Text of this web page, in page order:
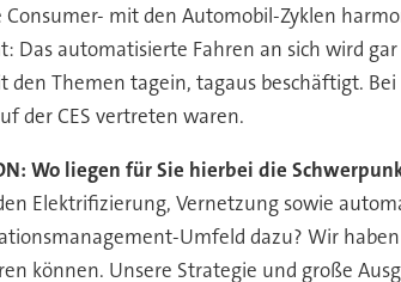
mit den Automobil-Zyklen
automatisierte Fahren an sich wird
Themen tagein, tagaus beschäftigt.
der CES vertreten waren.
Wo liegen für Sie hierbei die
Elektrifizierung, Vernetzung sowie
Umfeld dazu? Wir
können. Unsere Strategie und große